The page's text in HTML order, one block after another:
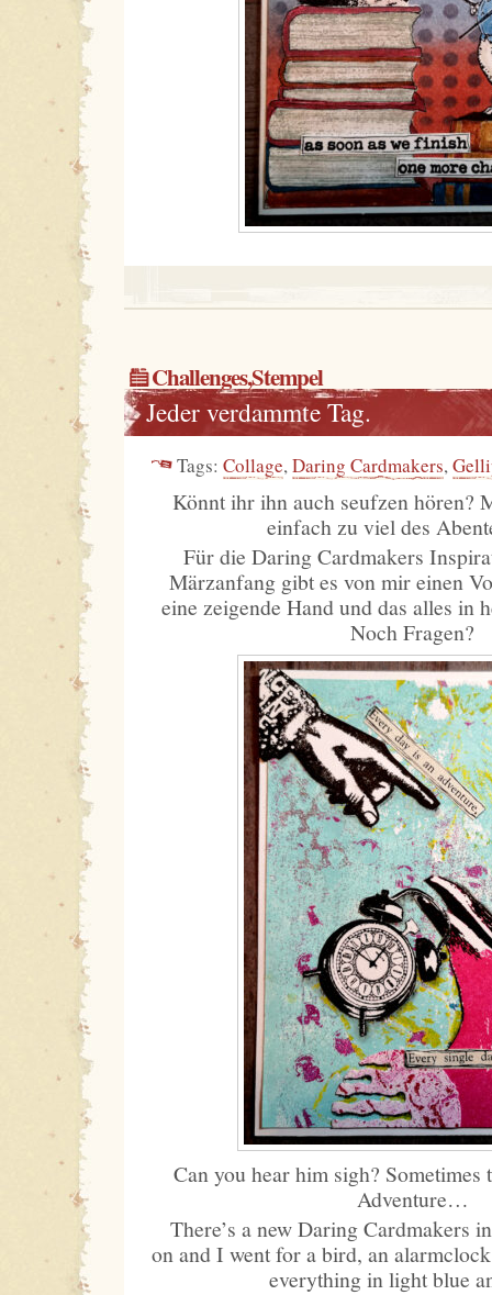
Challenges,Stempel
Jeder verdammte Tag.
Tags: Collage, Daring Cardmakers,
Könnt ihr ihn auch seufzen hören?
einfach zu viel des
Für die Daring Cardmakers
Märzanfang gibt es von mir einen
eine zeigende Hand und das alles in
Noch Fragen?
Can you hear him sigh? Sometimes
Adventure…
There’s a new Daring Cardmakers
on and I went for a bird, an
everything in light blue